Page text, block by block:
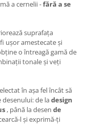
a cernelii -fără a se
suprafața
ușor amestecate și
o întreagă gamă de
tonale și veți
în așa fel încât să
de ladesign
, până la desen de
l și exprimă-ți